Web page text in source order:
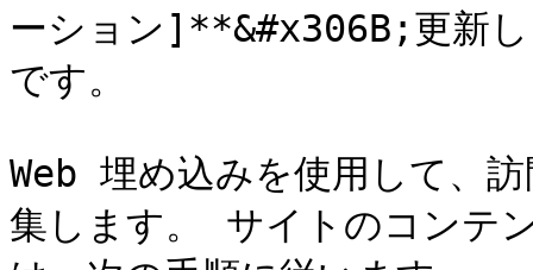
ーション]**&#x306B;更新
です。
Web 埋め込みを使用して、
集します。 サイトのコンテ